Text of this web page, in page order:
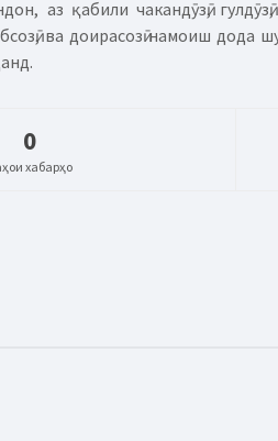
аз қабили чакандӯзӣ, гулдӯзӣ,
ва доирасозӣ намоиш дода
0
хабарҳо